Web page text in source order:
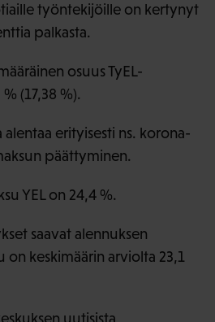
työntekijöille on kertynyt
palkasta.
osuus TyEL-
(17,38 %).
erityisesti ns. korona-
päättyminen.
YEL on 24,4 %.
saavat alennuksen
on keskimäärin arviolta 23,1
uutisista